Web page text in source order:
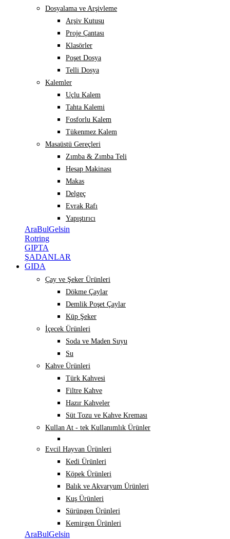
Dosyalama ve Arşivleme
Arşiv Kutusu
Proje Çantası
Klasörler
Poşet Dosya
Telli Dosya
Kalemler
Uçlu Kalem
Tahta Kalemi
Fosforlu Kalem
Tükenmez Kalem
Masaüstü Gereçleri
Zımba & Zımba Teli
Hesap Makinası
Makas
Delgeç
Evrak Rafı
Yapıştırıcı
AraBulGelsin
Rotring
GIPTA
ŞADANLAR
GIDA
Çay ve Şeker Ürünleri
Dökme Çaylar
Demlik Poşet Çaylar
Küp Şeker
İçecek Ürünleri
Soda ve Maden Suyu
Su
Kahve Ürünleri
Türk Kahvesi
Filtre Kahve
Hazır Kahveler
Süt Tozu ve Kahve Kreması
Kullan At - tek Kullanımlık Ürünler
Evcil Hayvan Ürünleri
Kedi Ürünleri
Köpek Ürünleri
Balık ve Akvaryum Ürünleri
Kuş Ürünleri
Sürüngen Ürünleri
Kemirgen Ürünleri
AraBulGelsin